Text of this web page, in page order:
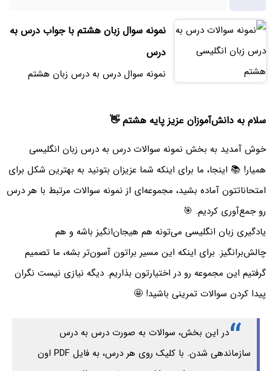
نمونه سوال زبان هشتم با جواب درس به
درس
نمونه سوال درس به درس زبان هشتم
سلام به دانش‌آموزان عزیز پایه هشتم 👋
خوش آمدید به بخش نمونه سوالات درس به درس زبان انگلیسی
همیار! 📚 اینجا، ما برای اینکه شما عزیزان بتونید به بهترین شکل برای
امتحاناتتون آماده بشید، مجموعه‌ای از نمونه سوالات مرتبط با هر درس
رو جمع‌آوری کردیم. 🎯
یادگیری زبان انگلیسی می‌تونه هم هیجان‌انگیز باشه و هم
چالش‌برانگیز. برای اینکه این مسیر براتون آسون‌تر بشه، ما تصمیم
گرفتیم این مجموعه رو در اختیارتون بذاریم. دیگه نیازی نیست نگران
پیدا کردن سوالات تمرینی باشید! 🤩
در این بخش، سوالات به صورت درس به درس
سازماندهی شدن. با کلیک روی هر درس، به فایل PDF اون